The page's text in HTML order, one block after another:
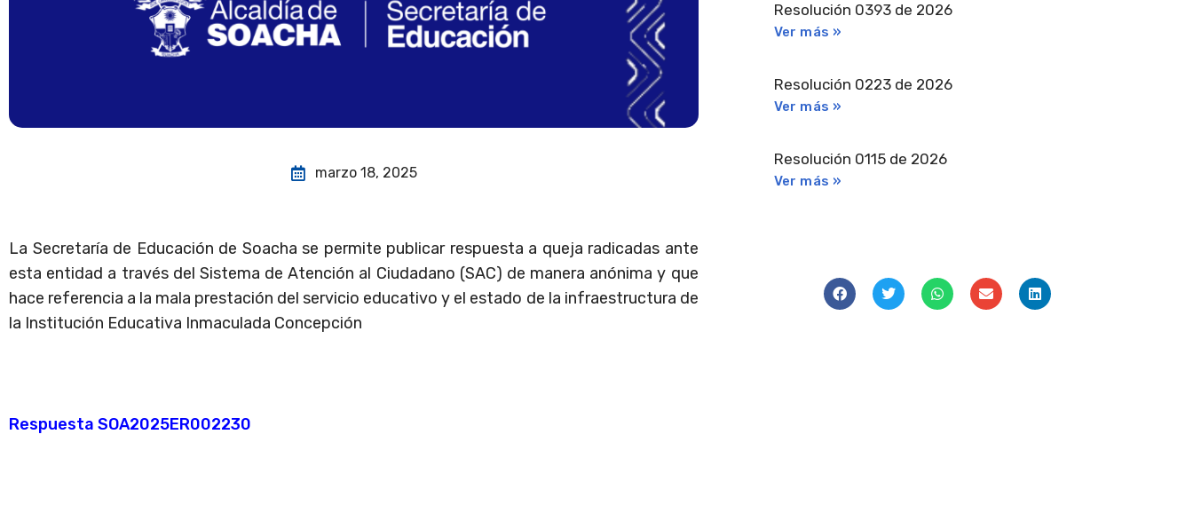
marzo 18, 2025
La Secretaría de Educación de Soacha se permite publicar respuesta a queja radicadas ante
esta entidad a través del Sistema de Atención al Ciudadano (SAC) de manera anónima y que
hace referencia a la mala prestación del servicio educativo y el estado de la infraestructura de
la Institución Educativa Inmaculada Concepción
Respuesta SOA2025ER002230
Resolución 0393 de 2026
Ver más »
Resolución 0223 de 2026
Ver más »
Resolución 0115 de 2026
Ver más »